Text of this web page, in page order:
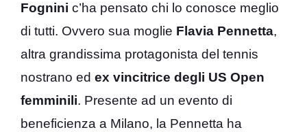
Fognini c’ha pensato chi lo conosce meglio
di tutti. Ovvero sua moglie Flavia Pennetta,
altra grandissima protagonista del tennis
nostrano ed ex vincitrice degli US Open
femminili. Presente ad un evento di
beneficienza a Milano, la Pennetta ha